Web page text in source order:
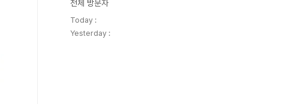
전체 방문자
Today :
Yesterday :